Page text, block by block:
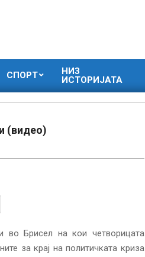
СПОРТ
НИЗ
ИСТОРИЈАТА
(видео)
во Брисел на кои четворицата
за крај на политичката криза